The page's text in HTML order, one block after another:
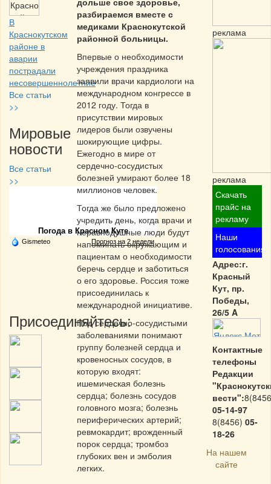
В
Краснокутском
районе в
аварии
пострадали
несовершеннолетние
Все статьи
>>
Мировые
новости
Все статьи
>>
Частная реклама
Погода в Красном Куте
Gismeteo Прогноз на 2 недели
Присоединяйтесь:
разбираемся вместе с
медиками Краснокутской
районной больницы.
Впервые о необходимости
учреждения праздника
заявили врачи кардиологи на
международном конгрессе в
2012 году. Тогда в
присутствии мировых
лидеров были озвучены
шокирующие цифры.
Ежегодно в мире от
сердечно-сосудистых
болезней умирают более 18
миллионов человек.
Тогда же было предложено
учредить день, когда врачи и
неравнодушные люди будут
напоминать окружающим и
пациентам о необходимости
беречь сердце и заботиться
о его здоровье. Россия тоже
присоединилась к
международной инициативе.
Под сердечно-сосудистыми
заболеваниями понимают
группу болезней сердца и
кровеносных сосудов, в
которую входят:
ишемическая болезнь
сердца; болезнь сосудов
головного мозга; болезнь
периферических артерий;
ревмокардит; врожденный
порок сердца; тромбоз
глубоких вен и эмболия
легких.
реклама
реклама
Скачать
прайс на
рекламу
Наши
голосования
Адрес:г.
Красный
Кут, пр.
Победы,
26/5 A
Контактные
телефоны
Редакции
вести":
05-14-97
8(8456) 05-
18-26
На нашем
сайте